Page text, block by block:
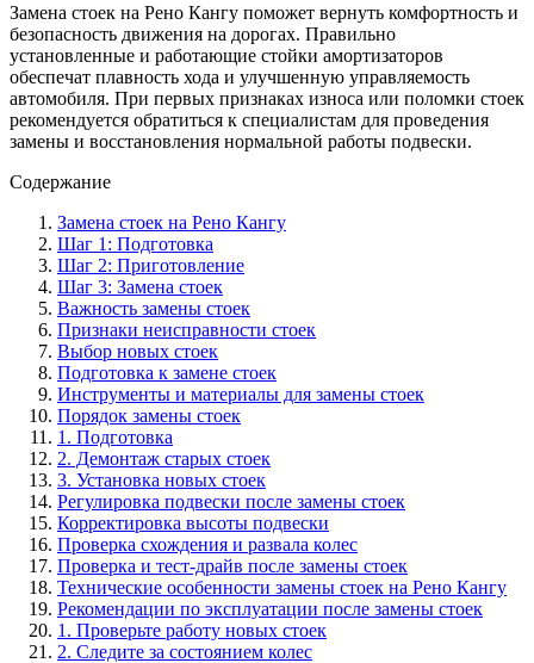
Замена стоек на Рено Кангу поможет вернуть комфортность и
безопасность движения на дорогах. Правильно
установленные и работающие стойки амортизаторов
обеспечат плавность хода и улучшенную управляемость
автомобиля. При первых признаках износа или поломки стоек
рекомендуется обратиться к специалистам для проведения
замены и восстановления нормальной работы подвески.
Содержание
Замена стоек на Рено Кангу
Шаг 1: Подготовка
Шаг 2: Приготовление
Шаг 3: Замена стоек
Важность замены стоек
Признаки неисправности стоек
Выбор новых стоек
Подготовка к замене стоек
Инструменты и материалы для замены стоек
Порядок замены стоек
1. Подготовка
2. Демонтаж старых стоек
3. Установка новых стоек
Регулировка подвески после замены стоек
Корректировка высоты подвески
Проверка схождения и развала колес
Проверка и тест-драйв после замены стоек
Технические особенности замены стоек на Рено Кангу
Рекомендации по эксплуатации после замены стоек
1. Проверьте работу новых стоек
2. Следите за состоянием колес